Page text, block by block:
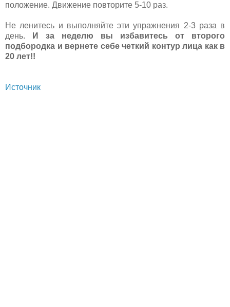
положение. Движение повторите 5-10 раз.
Не ленитесь и выполняйте эти упражнения 2-3 раза в
день.
И за неделю вы избавитесь от второго
подбородка и вернете себе четкий контур лица как в
20 лет!!
Источник